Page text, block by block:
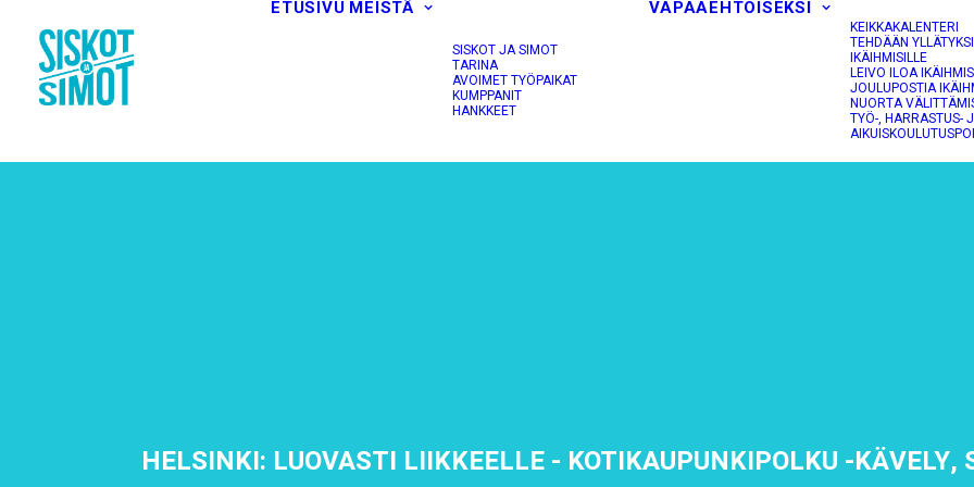
ETUSIVU MEISTÄ
SISKOT JA SIMOT
TARINA
AVOIMET TYÖPAIKAT
KUMPPANIT
HANKKEET
VAPAAEHTOISEKSI
KEIKKAKALENTERI
TEHDÄÄN
IKÄIHMISILLE
LEIVO ILOA
JOULUPOSTIA
NUORTA
TYÖ-, HARRASTUS-
HELSINKI: LUOVASTI LIIKKEELLE - KOTIKAUPUNKIPOLKU -KÄVELY,